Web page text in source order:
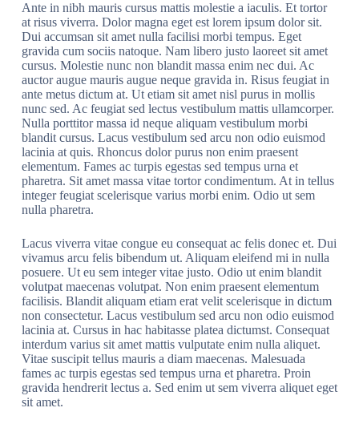
Ante in nibh mauris cursus mattis molestie a iaculis. Et tortor
at risus viverra. Dolor magna eget est lorem ipsum dolor sit.
Dui accumsan sit amet nulla facilisi morbi tempus. Eget
gravida cum sociis natoque. Nam libero justo laoreet sit amet
cursus. Molestie nunc non blandit massa enim nec dui. Ac
auctor augue mauris augue neque gravida in. Risus feugiat in
ante metus dictum at. Ut etiam sit amet nisl purus in mollis
nunc sed. Ac feugiat sed lectus vestibulum mattis ullamcorper.
Nulla porttitor massa id neque aliquam vestibulum morbi
blandit cursus. Lacus vestibulum sed arcu non odio euismod
lacinia at quis. Rhoncus dolor purus non enim praesent
elementum. Fames ac turpis egestas sed tempus urna et
pharetra. Sit amet massa vitae tortor condimentum. At in tellus
integer feugiat scelerisque varius morbi enim. Odio ut sem
nulla pharetra.
Lacus viverra vitae congue eu consequat ac felis donec et. Dui
vivamus arcu felis bibendum ut. Aliquam eleifend mi in nulla
posuere. Ut eu sem integer vitae justo. Odio ut enim blandit
volutpat maecenas volutpat. Non enim praesent elementum
facilisis. Blandit aliquam etiam erat velit scelerisque in dictum
non consectetur. Lacus vestibulum sed arcu non odio euismod
lacinia at. Cursus in hac habitasse platea dictumst. Consequat
interdum varius sit amet mattis vulputate enim nulla aliquet.
Vitae suscipit tellus mauris a diam maecenas. Malesuada
fames ac turpis egestas sed tempus urna et pharetra. Proin
gravida hendrerit lectus a. Sed enim ut sem viverra aliquet eget
sit amet.